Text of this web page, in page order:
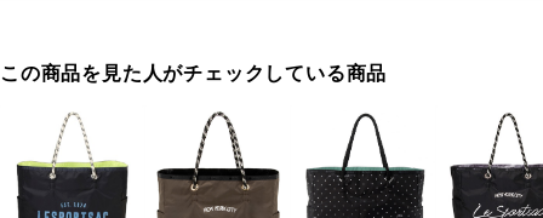
この商品を見た人がチェックしている商品